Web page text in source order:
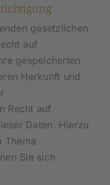
gesetzlichen
auf
gespeicherten
Herkunft und
Recht auf
Daten. Hierzu
Thema
Sie sich